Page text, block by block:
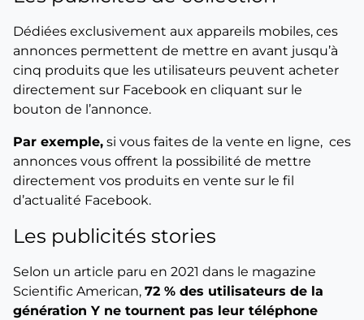
Dédiées exclusivement aux appareils mobiles, ces
annonces permettent de mettre en avant jusqu’à
cinq produits que les utilisateurs peuvent acheter
directement sur Facebook en cliquant sur le
bouton de l’annonce.
Par exemple, si vous faites de la vente en ligne, ces
annonces vous offrent la possibilité de mettre
directement vos produits en vente sur le fil
d’actualité Facebook.
Les publicités stories
Selon un article paru en 2021 dans le magazine
Scientific American, 72 % des utilisateurs de la
génération Y ne tournent pas leur téléphone